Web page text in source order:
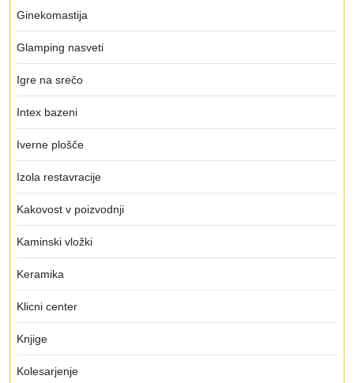
Ginekomastija
Glamping nasveti
Igre na srečo
Intex bazeni
Iverne plošče
Izola restavracije
Kakovost v poizvodnji
Kaminski vložki
Keramika
Klicni center
Knjige
Kolesarjenje